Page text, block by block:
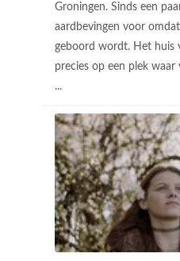
Groningen. Sinds een
aardbevingen voor
geboord wordt. Het huis
precies op een plek
...